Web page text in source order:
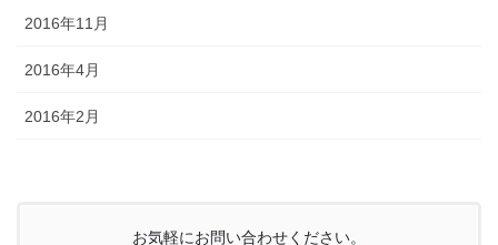
2016年11月
2016年4月
2016年2月
お気軽にお問い合わせください。